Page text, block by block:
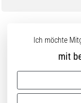
Plantarfasziitis:
Ich möchte
mit